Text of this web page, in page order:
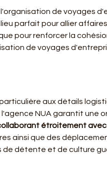
de voyages
parfait pour allier
pour renforcer la
de voyages
aux détails
NUA garantit une
étroitement
ainsi que des
de détente et de culture